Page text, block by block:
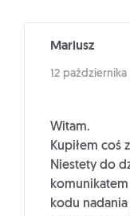
Mariusz
12 października
Witam.
Kupiłem coś
Niestety do
kodu